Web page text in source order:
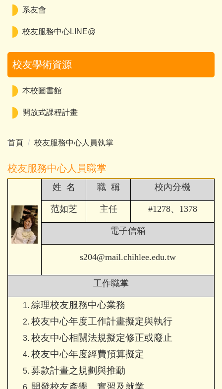
系友會
校友服務中心LINE@
校友學術資源
本校圖書館
開放式課程計畫
首頁 校友服務中心人員執掌
校友服務中心人員職掌
姓 名 職 稱 校內分機
范如芝 主任 #1278、1378
電子信箱
s204@mail.chihlee.edu.tw
工作職掌
綜理校友服務中心業務
校友中心年度工作計畫擬定與執行
校友中心相關法規擬定修正或廢止
校友中心年度經費預算擬定
募款計畫之規劃與推動
開發校友產學、實習及就業